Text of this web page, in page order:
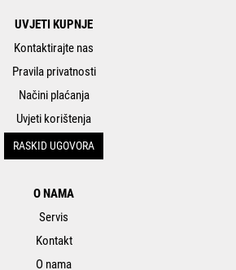
UVJETI KUPNJE
Kontaktirajte nas
Pravila privatnosti
Načini plaćanja
Uvjeti korištenja
RASKID UGOVORA
O NAMA
Servis
Kontakt
O nama